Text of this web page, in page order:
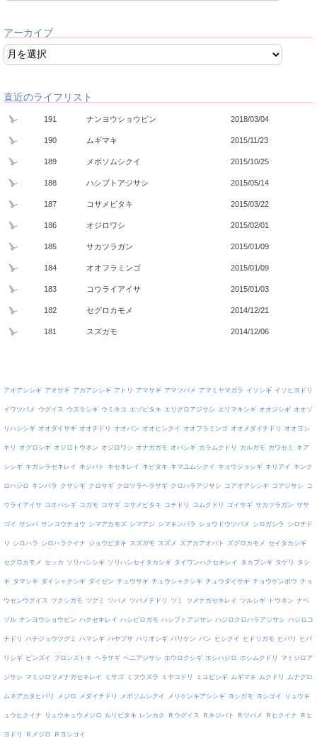
アーカイブ
直近のライフリスト
191 ナンヨウショウビン 2018/03/04
190 ムギマキ 2015/11/23
189 メボソムシクイ 2015/10/25
188 ハシブトアジサシ 2015/05/14
187 コサメビタキ 2015/03/22
186 オジロワシ 2015/02/01
185 サカツラガン 2015/01/09
184 オオフラミンゴ 2015/01/09
183 コウライアイサ 2015/01/03
182 セグロカモメ 2014/12/21
181 スズガモ 2014/12/06
アオアシシギ アオサギ アカアシシギ アトリ アマサギ アマツバメ アマミヤマガラ イソシギ イソヒヨドリ
イワツバメ ウグイス ウズラシギ ウミネコ エゾビタキ エリグロアジサシ エリマキシギ オオジシギ オオソ
リハシシギ オオダイサギ オオチドリ オオバン オオヒシクイ オオフラミンゴ オオメダイチドリ オオヨシ
キリ オグロシギ オジロトウネン オジロワシ オナガガモ オバシギ カラムクドリ カルガモ カワセミ キア
シシギ キガシラセキレイ キジバト キセキレイ キビタキ キマユムシクイ キョウジョシギ キリアイ キンク
ロハジロ キンパラ クサシギ クロサギ クロツラヘラサギ クロハラアジサシ コアオアシシギ コアジサシ コ
ウライアイサ コオバシギ コガモ コサギ コサメビタキ コチドリ コムクドリ ゴイサギ サカツラガン ササ
ゴイ サシバ サンコウチョウ シマアカモズ シマアジ シマキンパラ ショウドウツバメ シロガシラ シロチド
リ シロハラ シロハラクイナ ジョウビタキ スズガモ スズメ ズアカアオバト ズグロカモメ セイタカシギ
セグロカモメ セッカ ソリハシシギ ソリハシセイタカシギ タイワンハクセキレイ タカブシギ タゲリ タシ
ギ タマシギ ダイシャクシギ ダイゼン チュウサギ チュウシャクシギ チュウダイサギ チョウゲンボウ チョ
ウセンウグイス ツクシガモ ツグミ ツバメ ツバメチドリ ツミ ツメナガセキレイ ツルシギ トウネン ナベ
ヅル ナンヨウショウビン ハクセキレイ ハシビロガモ ハシブトアジサシ ハジロクロハラアジサシ ハジロコ
チドリ ハチジョウツグミ ハマシギ ハヤブサ ハリオシギ バリケン バン ヒシクイ ヒドリガモ ヒバリ ヒバ
リシギ ビンズイ ブロンズトキ ヘラサギ ベニアジサシ ホウロクシギ ホシハジロ ホシムクドリ マミジロア
ジサシ マミジロツメナガセキレイ ミサゴ ミフウズラ ミヤコドリ ミユビシギ ムギマキ ムクドリ ムナグロ
ムネアカタヒバリ メジロ メダイチドリ メボソムシクイ メリケンキアシシギ ヨシガモ ヨシゴイ リュウキ
ュウヒクイナ リュウキュウメジロ ルリビタキ レンカク Ｒウグイス Ｒキジバト Ｒツバメ Ｒヒクイナ Ｒヒ
ヨドリ Ｒメジロ Ｒヨシゴイ